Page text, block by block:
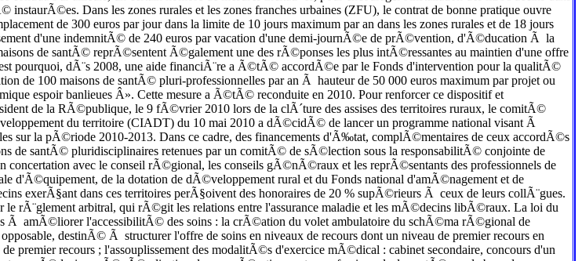
Dans les zones rurales et les zones franches urbaines (ZFU), le contrat de bonne pratique ouvre
de 300 euros par jour dans la limite de 10 jours maximum par an dans les zones rurales et de 18 jours
d'une indemnitÃ© de 240 euros par vacation d'une demi-journÃ©e de prÃ©vention, d'Ã©ducation Ã la
de santÃ© reprÃ©sentent Ã©galement une des rÃ©ponses les plus intÃ©ressantes au maintien d'une offre
pourquoi, dÃ¨s 2008, une aide financiÃ¨re a Ã©tÃ© accordÃ©e par le Fonds d'intervention pour la qualitÃ©
de 100 maisons de santÃ© pluri-professionnelles par an Ã hauteur de 50 000 euros maximum par projet ou
espoir banlieues Â». Cette mesure a Ã©tÃ© reconduite en 2010. Pour renforcer ce dispositif et
de la RÃ©publique, le 9 fÃ©vrier 2010 lors de la clÃ´ture des assises des territoires ruraux, le comitÃ©
du territoire (CIADT) du 10 mai 2010 a dÃ©cidÃ© de lancer un programme national visant Ã
sur la pÃ©riode 2010-2013. Dans ce cadre, des financements d'Ã‰tat, complÃ©mentaires de ceux accordÃ©s
de santÃ© pluridisciplinaires retenues par un comitÃ© de sÃ©lection sous la responsabilitÃ© conjointe de
avec le conseil rÃ©gional, les conseils gÃ©nÃ©raux et les reprÃ©sentants des professionnels de
d'Ã©quipement, de la dotation de dÃ©veloppement rural et du Fonds national d'amÃ©nagement et de
exerÃ§ant dans ces territoires perÃ§oivent des honoraires de 20 % supÃ©rieurs Ã ceux de leurs collÃ¨gues.
rÃ¨glement arbitral, qui rÃ©git les relations entre l'assurance maladie et les mÃ©decins libÃ©raux. La loi du
Ã amÃ©liorer l'accessibilitÃ© des soins : la crÃ©ation du volet ambulatoire du schÃ©ma rÃ©gional de
destinÃ© Ã structurer l'offre de soins en niveaux de recours dont un niveau de premier recours en
recours ; l'assouplissement des modalitÃ©s d'exercice mÃ©dical : cabinet secondaire, concours d'un